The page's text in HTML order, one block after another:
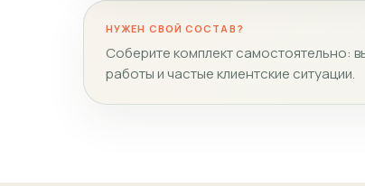
НУЖЕН СВОЙ СОСТАВ?
Соберите комплект самостоятельно:
работы и частые клиентские ситуации.